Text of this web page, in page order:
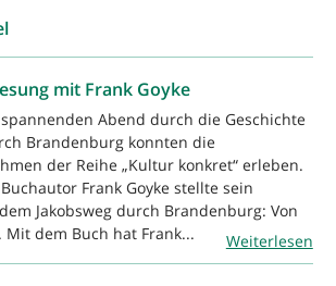
mit Frank Goyke
Abend durch die Geschichte
Brandenburg konnten die
der Reihe „Kultur konkret“ erleben.
Frank Goyke stellte sein
Jakobsweg durch Brandenburg: Von
Mit dem Buch hat Frank...
Weiterlesen